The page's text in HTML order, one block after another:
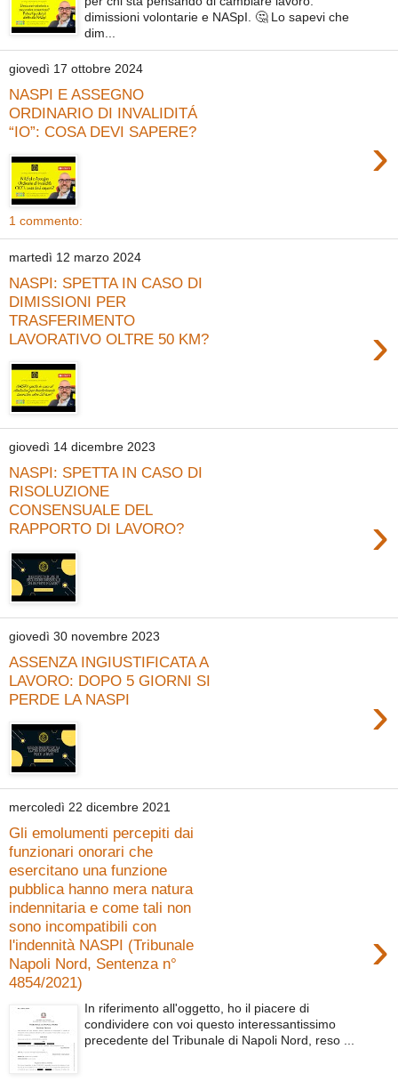
dimissioni volontarie e NASpI. 🤔 Lo sapevi che
dim...
giovedì 17 ottobre 2024
NASPI E ASSEGNO
ORDINARIO DI INVALIDITÁ
“IO”: COSA DEVI SAPERE?
›
1 commento:
martedì 12 marzo 2024
NASPI: SPETTA IN CASO DI
DIMISSIONI PER
TRASFERIMENTO
LAVORATIVO OLTRE 50 KM?
›
giovedì 14 dicembre 2023
NASPI: SPETTA IN CASO DI
RISOLUZIONE
CONSENSUALE DEL
RAPPORTO DI LAVORO?
›
giovedì 30 novembre 2023
ASSENZA INGIUSTIFICATA A
LAVORO: DOPO 5 GIORNI SI
PERDE LA NASPI
›
mercoledì 22 dicembre 2021
Gli emolumenti percepiti dai
funzionari onorari che
esercitano una funzione
pubblica hanno mera natura
indennitaria e come tali non
sono incompatibili con
l'indennità NASPI (Tribunale
Napoli Nord, Sentenza n°
4854/2021)
›
In riferimento all'oggetto, ho il piacere di
condividere con voi questo interessantissimo
precedente del Tribunale di Napoli Nord, reso ...